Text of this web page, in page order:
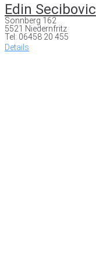
Edin Secibovic
Sonnberg 162
5521 Niedernfritz
Tel: 06458 20 455
Details